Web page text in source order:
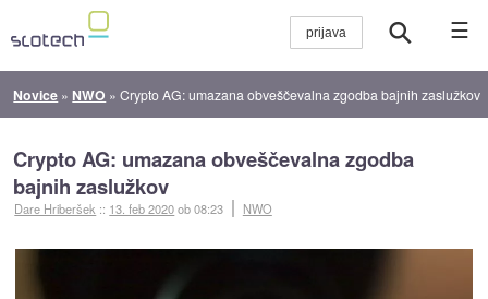
☰
Novice » NWO »Crypto AG: umazana obveščevalna zgodba bajnih zaslužkov
Crypto AG: umazana obveščevalna zgodba
bajnih zaslužkov
Dare Hriberšek :: 13. feb 2020ob 08:23 NWO